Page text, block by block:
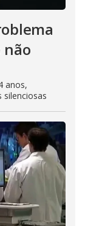
não
anos,
silenciosas